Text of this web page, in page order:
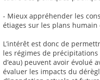
- Mieux appréhender les
étiages sur les plans humain
L’intérêt est donc de
les régimes de
d’eau) peuvent avoir évolué
évaluer les impacts du